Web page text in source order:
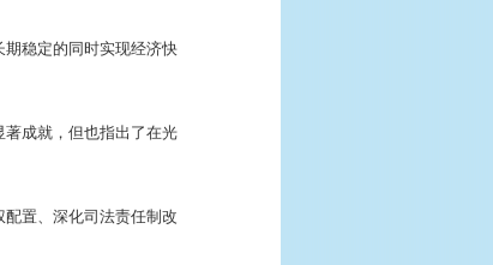
稳定的同时实现经济快
成就，但也指出了在光
置、深化司法责任制改